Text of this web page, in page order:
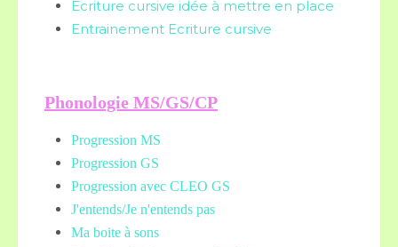
Ecriture cursive idée à mettre en place
Entrainement Ecriture cursive
Phonologie MS/GS/CP
Progression MS
Progression GS
Progression avec CLEO GS
J'entends/Je n'entends pas
Ma boite à sons